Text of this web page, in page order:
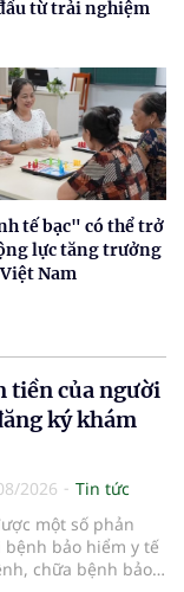
từ trải nghiệm
tế bạc" có thể trở
lực tăng trưởng
Nam
tiền của người
ký khám
2026
Tin tức
một số phản
bảo hiểm y tế
chữa bệnh bảo